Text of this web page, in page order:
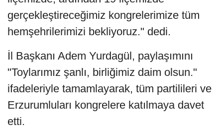
gerçekleştireceğimiz kongrelerimize tüm
hemşehrilerimizi bekliyoruz." dedi.
İl Başkanı Adem Yurdagül, paylaşımını
"Toylarımız şanlı, birliğimiz daim olsun."
ifadeleriyle tamamlayarak, tüm partilileri ve
Erzurumluları kongrelere katılmaya davet
etti.